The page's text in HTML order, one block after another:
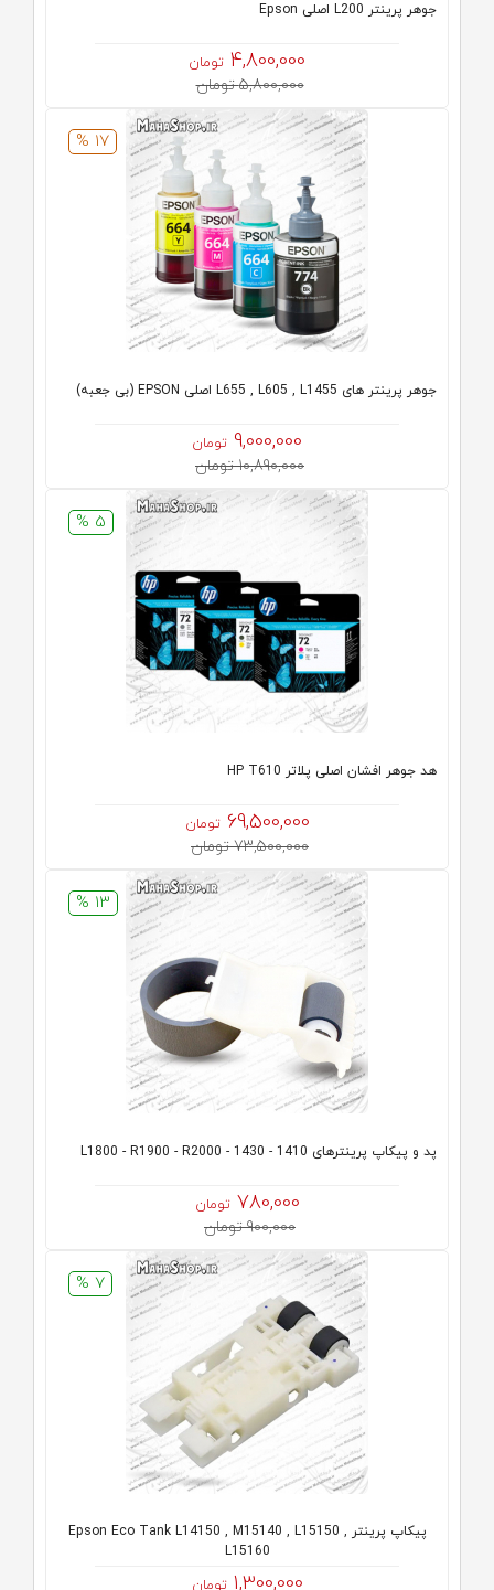
جوهر پرینتر L200 اصلی Epson
4,800,000 تومان
5,800,000 تومان
17 %
جوهر پرینتر های L655 , L605 , L1455 اصلی EPSON (بی جعبه)
9,000,000 تومان
10,890,000 تومان
5 %
هد جوهر افشان اصلی پلاتر HP T610
69,500,000 تومان
73,500,000 تومان
13 %
پد و پیکاپ پرینترهای 1410 - 1430 - L1800 - R1900 - R2000
780,000 تومان
900,000 تومان
7 %
پیکاپ پرینتر Epson Eco Tank L14150 , M15140 , L15150 ,
L15160
1,300,000 تومان